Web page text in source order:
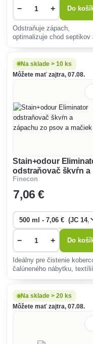
− + Do
Odstraňuje zápach,
optimalizuje chod septikov
Na sklade > 10 ks
Môžete mať zajtra, 07.08.
Stain+odour
odstraňovač škvŕn a
zápachu zo psov a
mačiek
Finecon
7,06 €
− + Do
Ideálny pre čistenie
čalúneného nábytku,
rôznych druhov škvŕn a
pachov.
Na sklade > 20 ks
Môžete mať zajtra, 07.08.